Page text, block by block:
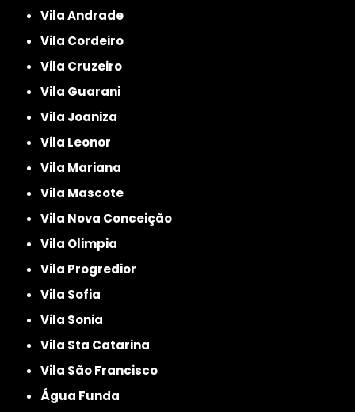
Vila Andrade
Vila Cordeiro
Vila Cruzeiro
Vila Guarani
Vila Joaniza
Vila Leonor
Vila Mariana
Vila Mascote
Vila Nova Conceição
Vila Olimpia
Vila Progredior
Vila Sofia
Vila Sonia
Vila Sta Catarina
Vila São Francisco
Água Funda